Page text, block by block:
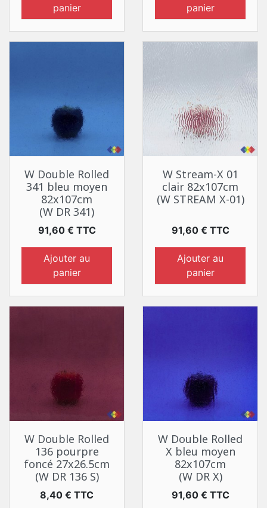
panier
panier
W Double Rolled
341 bleu moyen
82x107cm
(W DR 341)
Prix
91,60 € TTC
Ajouter au
panier
W Stream-X 01
clair 82x107cm
(W STREAM X-01)
Prix
91,60 € TTC
Ajouter au
panier
W Double Rolled
136 pourpre
foncé 27x26.5cm
(W DR 136 S)
Prix
8,40 € TTC
W Double Rolled
X bleu moyen
82x107cm
(W DR X)
Prix
91,60 € TTC